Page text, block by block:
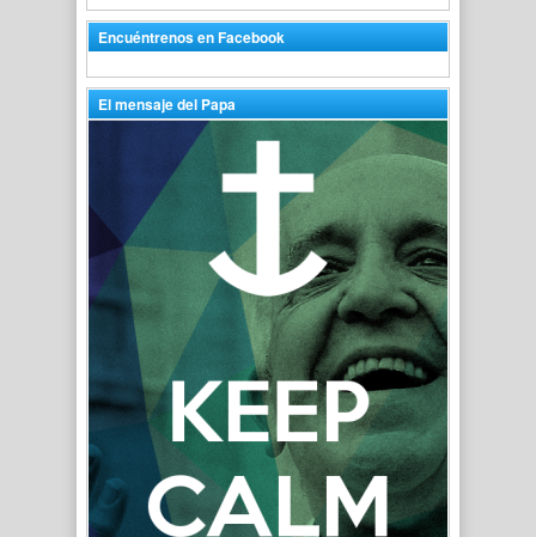
Encuéntrenos en Facebook
El mensaje del Papa